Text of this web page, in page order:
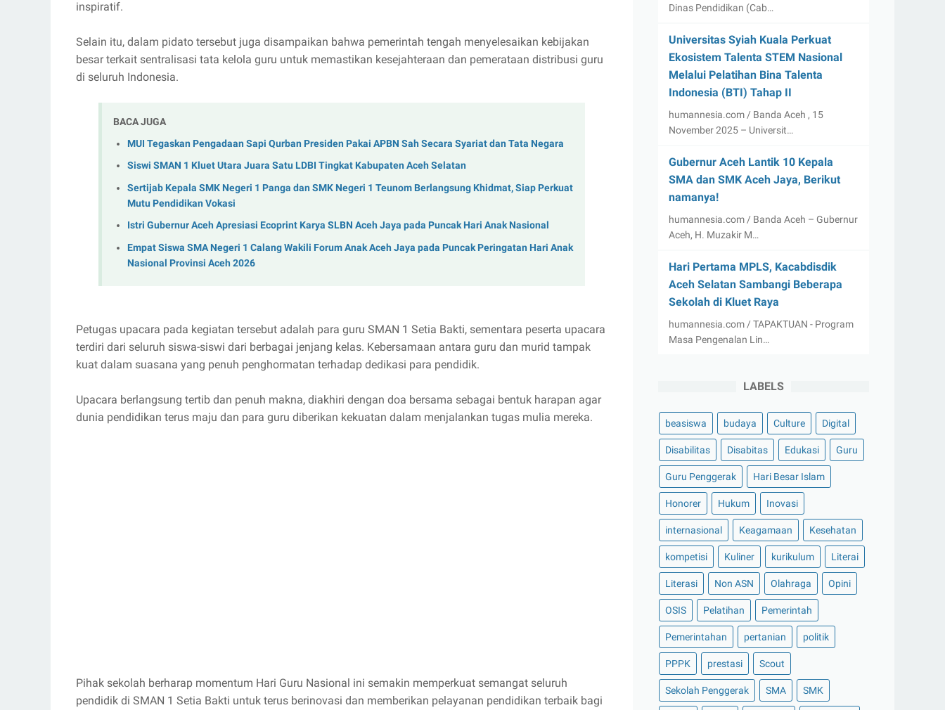
inspiratif.
Selain itu, dalam pidato tersebut juga disampaikan bahwa pemerintah tengah menyelesaikan kebijakan
besar terkait sentralisasi tata kelola guru untuk memastikan kesejahteraan dan pemerataan distribusi guru
di seluruh Indonesia.
BACA JUGA
MUI Tegaskan Pengadaan Sapi Qurban Presiden Pakai APBN Sah Secara Syariat dan Tata Negara
Siswi SMAN 1 Kluet Utara Juara Satu LDBI Tingkat Kabupaten Aceh Selatan
Sertijab Kepala SMK Negeri 1 Panga dan SMK Negeri 1 Teunom Berlangsung Khidmat, Siap Perkuat
Mutu Pendidikan Vokasi
Istri Gubernur Aceh Apresiasi Ecoprint Karya SLBN Aceh Jaya pada Puncak Hari Anak Nasional
Empat Siswa SMA Negeri 1 Calang Wakili Forum Anak Aceh Jaya pada Puncak Peringatan Hari Anak
Nasional Provinsi Aceh 2026
Petugas upacara pada kegiatan tersebut adalah para guru SMAN 1 Setia Bakti, sementara peserta upacara
terdiri dari seluruh siswa-siswi dari berbagai jenjang kelas. Kebersamaan antara guru dan murid tampak
kuat dalam suasana yang penuh penghormatan terhadap dedikasi para pendidik.
Upacara berlangsung tertib dan penuh makna, diakhiri dengan doa bersama sebagai bentuk harapan agar
dunia pendidikan terus maju dan para guru diberikan kekuatan dalam menjalankan tugas mulia mereka.
Pihak sekolah berharap momentum Hari Guru Nasional ini semakin memperkuat semangat seluruh
pendidik di SMAN 1 Setia Bakti untuk terus berinovasi dan memberikan pelayanan pendidikan terbaik bagi
Dinas Pendidikan (Cab…
Universitas Syiah Kuala Perkuat
Ekosistem Talenta STEM Nasional
Melalui Pelatihan Bina Talenta
Indonesia (BTI) Tahap II
humannesia.com / Banda Aceh , 15
November 2025 – Universit…
Gubernur Aceh Lantik 10 Kepala
SMA dan SMK Aceh Jaya, Berikut
namanya!
humannesia.com / Banda Aceh – Gubernur
Aceh, H. Muzakir M…
Hari Pertama MPLS, Kacabdisdik
Aceh Selatan Sambangi Beberapa
Sekolah di Kluet Raya
humannesia.com / TAPAKTUAN - Program
Masa Pengenalan Lin…
LABELS
beasiswa budaya Culture Digital
Disabilitas Disabitas Edukasi Guru
Guru Penggerak Hari Besar Islam
Honorer Hukum Inovasi
internasional Keagamaan Kesehatan
kompetisi Kuliner kurikulum Literai
Literasi Non ASN Olahraga Opini
OSIS Pelatihan Pemerintah
Pemerintahan pertanian politik
PPPK prestasi Scout
Sekolah Penggerak SMA SMK